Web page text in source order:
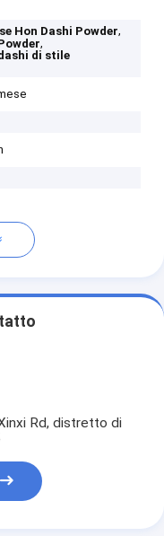
Hon Dashi Powder,
,
di stile
Rd, distretto di